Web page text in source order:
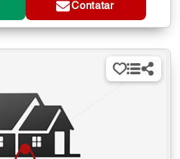
Contatar